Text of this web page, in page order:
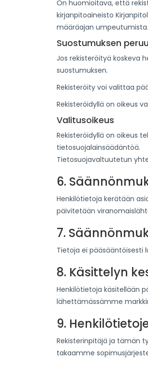
On huomioitava, että
kirjanpitoaineisto
määräajan umpeutumista.
Suostumuksen
Jos rekisteröityä koskeva
suostumuksen.
Rekisteröity voi valittaa
Rekisteröidyllä on oikeus
Valitusoikeus
Rekisteröidyllä on oikeus
tietosuojalainsäädäntöä.
Tietosuojavaltuutetun
6.
Henkilötietoja kerätään
päivitetään
7.
Tietoja ei pääsääntöisesti
8. Käsittelyn
Henkilötietoja käsitellään
lähettämässämme
9.
Rekisterinpitäjä ja tämän
takaamme